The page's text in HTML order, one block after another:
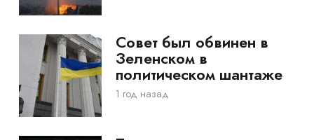
Совет был обвинен в
Зеленском в
политическом шантаже
1 год назад